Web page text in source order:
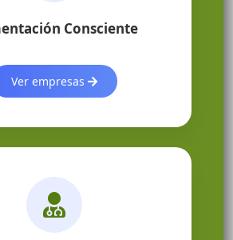
Consciente
Ver empresas